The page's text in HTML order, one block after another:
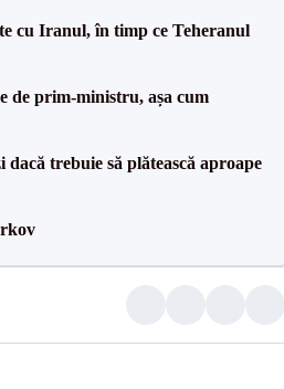
cu Iranul, în timp ce Teheranul
de prim-ministru, așa cum
trebuie să plătească aproape